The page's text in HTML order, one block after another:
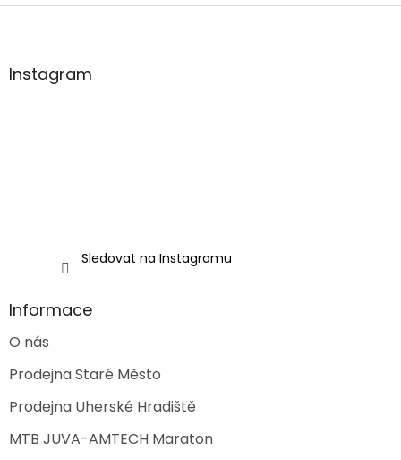
Z
aInstagram
Sledovat na Instagramu
Informace
O nás
Prodejna Staré Město
Prodejna Uherské Hradiště
MTB JUVA-AMTECH Maraton